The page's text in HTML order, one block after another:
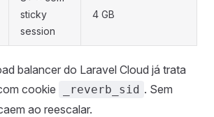
sticky
session
4 GB
balancer do Laravel Cloud já trata
cookie
_reverb_sid . Sem
ao reescalar.